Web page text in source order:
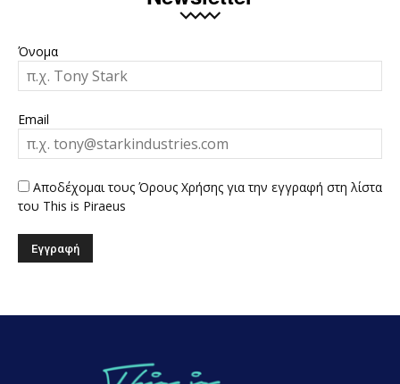
Όνομα
Email
Αποδέχομαι τους Όρους Χρήσης για την εγγραφή στη λίστα
του This is Piraeus